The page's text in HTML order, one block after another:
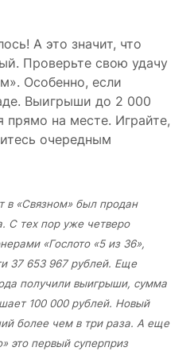
А это значит, что
Проверьте свою удачу
Особенно, если
Выигрыши до 2 000
прямо на месте. Играйте,
очередным
в «Связном» был продан
С тех пор уже четверо
«Гослото «5 из 36»,
37 653 967 рублей. Еще
получили выигрыши, сумма
100 000 рублей. Новый
более чем в три раза. А еще
это первый суперприз